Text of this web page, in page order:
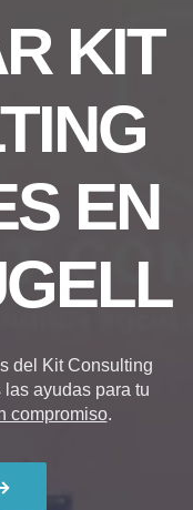
KIT
EN
del Kit Consulting
ayudas para tu
compromiso.